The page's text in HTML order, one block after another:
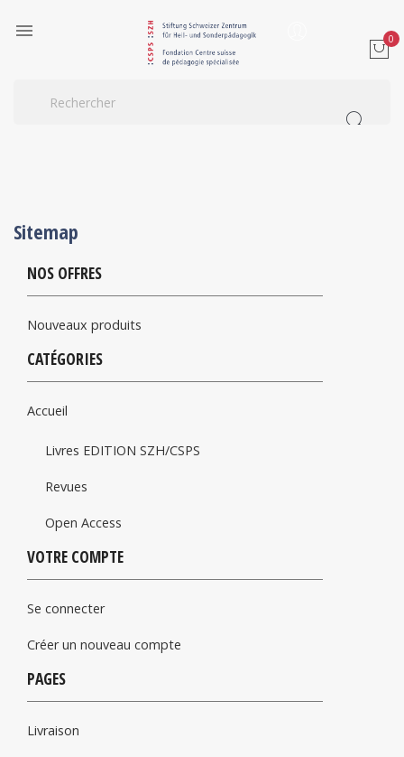
 0
Sitemap
NOS OFFRES
Nouveaux produits
CATÉGORIES
Accueil
Livres EDITION SZH/CSPS
Revues
Open Access
VOTRE COMPTE
Se connecter
Créer un nouveau compte
PAGES
Livraison